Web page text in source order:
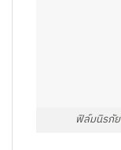
ฟิล์มนิรภั